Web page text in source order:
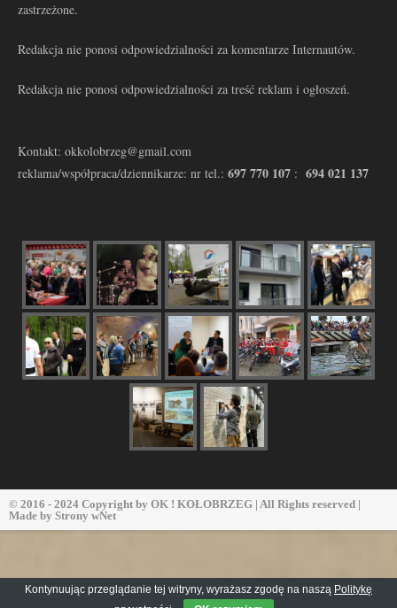
zastrzeżone.
Redakcja nie ponosi odpowiedzialności za komentarze Internautów.
Redakcja nie ponosi odpowiedzialności za treść reklam i ogłoszeń.
Kontakt: okkolobrzeg@gmail.com
reklama/współpraca/dziennikarze: nr tel.: 697 770 107 : 694 021 137
© 2016 - 2024 Copyright by OK ! KOŁOBRZEG | All Rights reserved |
Made by Strony wNet
Kontynuując przeglądanie tej witryny, wyrażasz zgodę na naszą Politykę